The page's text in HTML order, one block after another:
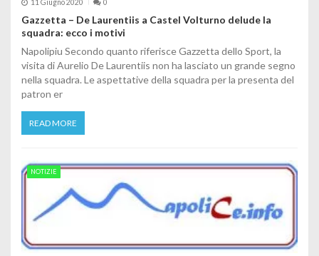
11 Giugno 2020 0
Gazzetta – De Laurentiis a Castel Volturno delude la
squadra: ecco i motivi
Napolipiu Secondo quanto riferisce Gazzetta dello Sport, la
visita di Aurelio De Laurentiis non ha lasciato un grande segno
nella squadra. Le aspettative della squadra per la presenta del
patron er
READ MORE
NOTIZIE